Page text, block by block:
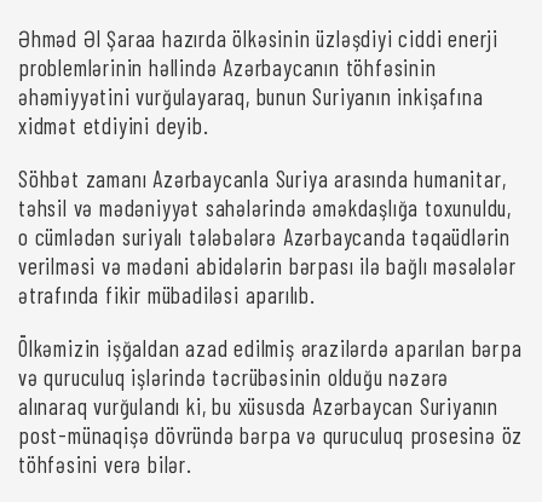
Əhməd Əl Şaraa hazırda ölkəsinin üzləşdiyi ciddi enerji
problemlərinin həllində Azərbaycanın töhfəsinin
əhəmiyyətini vurğulayaraq, bunun Suriyanın inkişafına
xidmət etdiyini deyib.
Söhbət zamanı Azərbaycanla Suriya arasında humanitar,
təhsil və mədəniyyət sahələrində əməkdaşlığa toxunuldu,
o cümlədən suriyalı tələbələrə Azərbaycanda təqaüdlərin
verilməsi və mədəni abidələrin bərpası ilə bağlı məsələlər
ətrafında fikir mübadiləsi aparılıb.
Ölkəmizin işğaldan azad edilmiş ərazilərdə aparılan bərpa
və quruculuq işlərində təcrübəsinin olduğu nəzərə
alınaraq vurğulandı ki, bu xüsusda Azərbaycan Suriyanın
post-münaqişə dövründə bərpa və quruculuq prosesinə öz
töhfəsini verə bilər.